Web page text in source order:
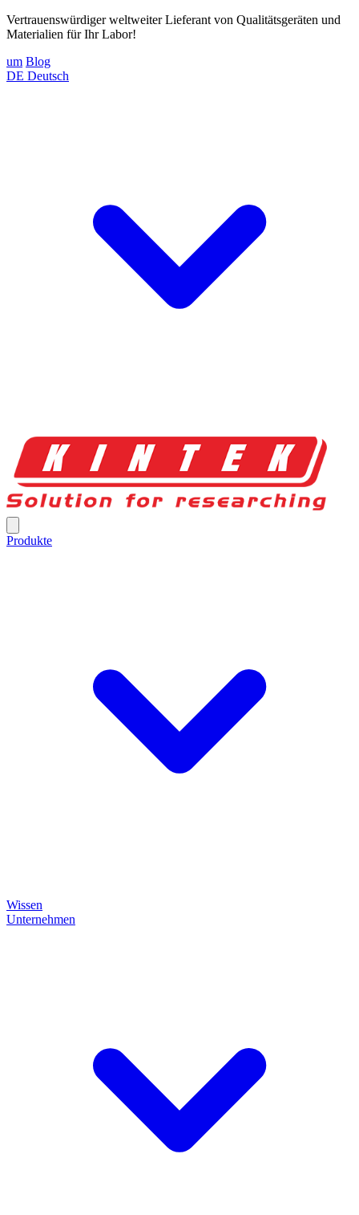
Vertrauenswürdiger weltweiter Lieferant von Qualitätsgeräten und
Materialien für Ihr Labor!
um Blog
DE Deutsch
Produkte
Wissen
Unternehmen